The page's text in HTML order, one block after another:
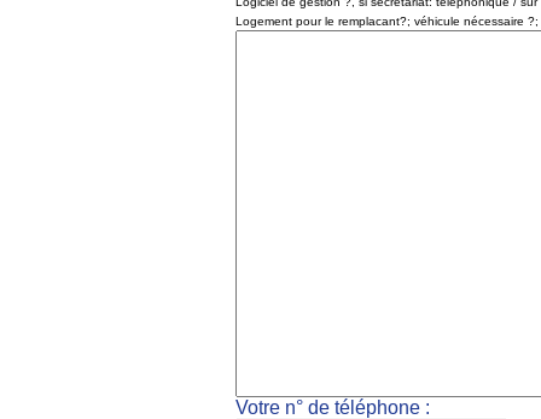
Logement pour le remplacant?; véhicule nécessaire
Votre n° de téléphone :